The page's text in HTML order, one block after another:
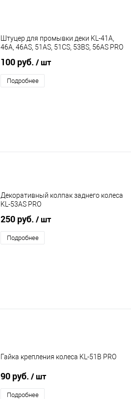
Штуцер для промывки деки KL-41A,
46A, 46AS, 51AS, 51CS, 53BS, 56AS PRO
100 руб. / шт
Подробнее
Декоративный колпак заднего колеса
KL-53AS PRO
250 руб. / шт
Подробнее
Гайка крепления колеса KL-51B PRO
90 руб. / шт
Подробнее